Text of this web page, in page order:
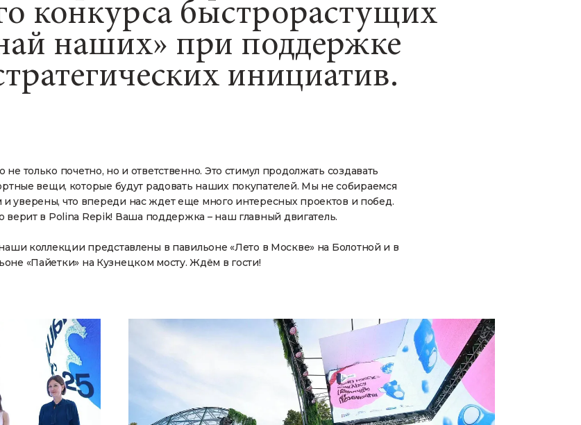
конкурса быстрорастущих
наших» при поддержке
инициатив.
не только почетно, но и ответственно. Это стимул продолжать создавать
вещи, которые будут радовать наших покупателей. Мы не собираемся
и уверены, что впереди нас ждет еще много интересных проектов и побед.
верит в Polina Repik! Ваша поддержка – наш главный двигатель.
коллекции представлены в павильоне «Лето в Москве» на Болотной и в
«Пайетки» на Кузнецком мосту. Ждём в гости!